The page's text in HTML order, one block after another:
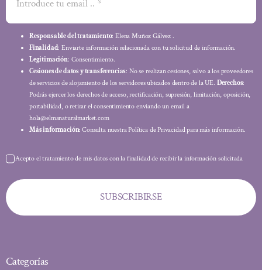
Responsable del tratamiento: Elena Muñoz Gálvez .
Finalidad: Enviarte información relacionada con tu solicitud de información.
Legitimación: Consentimiento.
Cesiones de datos y transferencias: No se realizan cesiones, salvo a los proveedores
de servicios de alojamiento de los servidores ubicados dentro de la UE. Derechos:
Podrás ejercer los derechos de acceso, rectificación, supresión, limitación, oposición,
portabilidad, o retirar el consentimiento enviando un email a
hola@elmanaturalmarket.com
Más información: Consulta nuestra Política de Privacidad para más información.
Acepto el tratamiento de mis datos con la finalidad de recibir la información solicitada
SUBSCRIBIRSE
Categorías